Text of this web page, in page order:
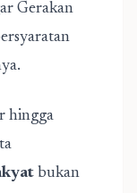
Gerakan
hingga
bukan